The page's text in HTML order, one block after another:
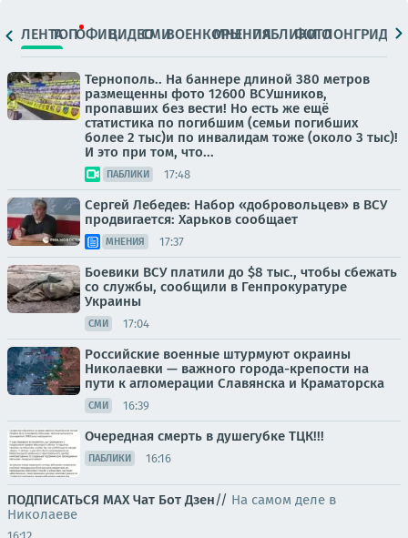
ЛЕНТАТОПОФИЦ.ВИДЕОСМИВОЕНКОРЫМНЕНИЯПАБЛИКИ
ФОТОЛОНГРИДЫ
Тернополь.. На баннере длиной 380 метров
размещенны фото 12600 ВСУшников,
пропавших без вести! Но есть же ещё
статистика по погибшим (семьи погибших
более 2 тыс)и по инвалидам тоже (около 3 тыс)!
И это при том, что...
ПАБЛИКИ 17:48
Сергей Лебедев: Набор «добровольцев» в ВСУ
продвигается: Харьков сообщает
МНЕНИЯ 17:37
Боевики ВСУ платили до $8 тыс., чтобы сбежать
со службы, сообщили в Генпрокуратуре
Украины
СМИ 17:04
Российские военные штурмуют окраины
Николаевки — важного города-крепости на
пути к агломерации Славянска и Краматорска
СМИ 16:39
Очередная смерть в душегубке ТЦК!!!
ПАБЛИКИ 16:16
ПОДПИСАТЬСЯ МАХ Чат Бот Дзен// На самом деле в
Николаеве